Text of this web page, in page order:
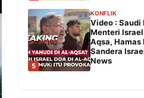
5
KONFLIK
Video : Saudi
Menteri
Aqsa, Hamas
Sandera
News